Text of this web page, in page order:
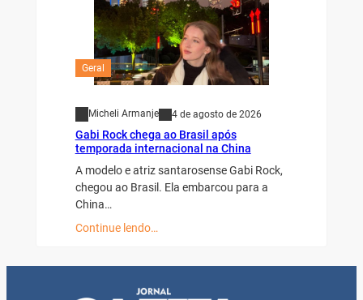
Geral
Micheli Armanje 4 de agosto de 2026
Gabi Rock chega ao Brasil após
temporada internacional na China
A modelo e atriz santarosense Gabi Rock,
chegou ao Brasil. Ela embarcou para a
China…
Continue lendo…